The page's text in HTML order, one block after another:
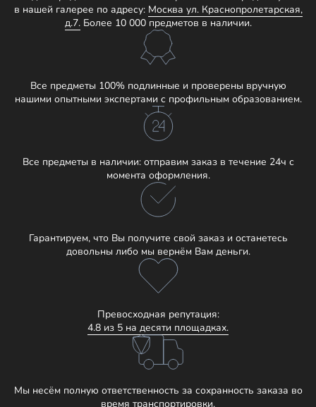
в нашей галерее по адресу: Москва ул. Краснопролетарская,
д.7.Более 10 000 предметов в наличии.
Все предметы 100% подлинные и проверены вручную
нашими опытными экспертами с профильным образованием.
Все предметы в наличии: отправим заказ в течение 24ч с
момента оформления.
Гарантируем, что Вы получите свой заказ и останетесь
довольны либо мы вернём Вам деньги.
Превосходная репутация:
4.8 из 5 на десяти площадках.
Мы несём полную ответственность за сохранность заказа во
время транспортировки.